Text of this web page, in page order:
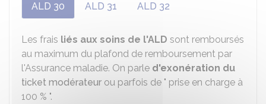
ALD 30 ALD 31 ALD 32
Les frais liés aux soins de l'ALD sont remboursés
au maximum du plafond de remboursement par
l'Assurance maladie. On parle d'exonération du
ticket modérateur ou parfois de " prise en charge à
100 % ".